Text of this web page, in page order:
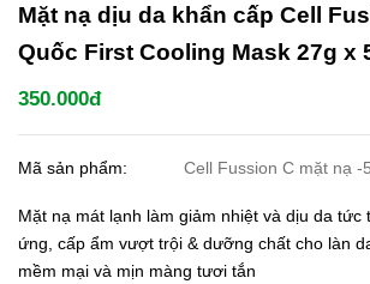
Mặt nạ dịu da khẩn cấp Cell
Quốc First Cooling Mask 27g x
350.000đ
Mã sản phẩm: Cell Fussion C mặt nạ -5
Mặt nạ mát lạnh làm giảm nhiệt và dịu da tức
ứng, cấp ẩm vượt trội & dưỡng chất cho làn
mềm mại và mịn màng tươi tắn